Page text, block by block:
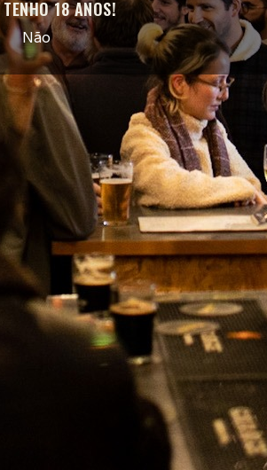
FacebookInstagram
E OFERTAS ESPECIAIS
tal, consulte a nossa informação de contacto
legal.
18 ANOS!
Não